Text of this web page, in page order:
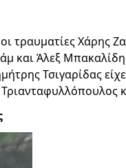
τραυματίες Χάρης
και Άλεξ
Τσιγαρίδας